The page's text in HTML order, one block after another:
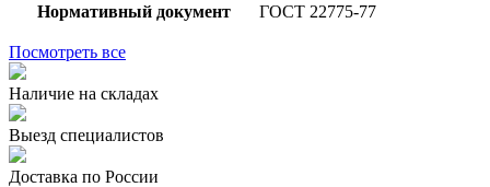
Нормативный документ ГОСТ 22775-77
Посмотреть все
Наличие на складах
Выезд специалистов
Доставка по России